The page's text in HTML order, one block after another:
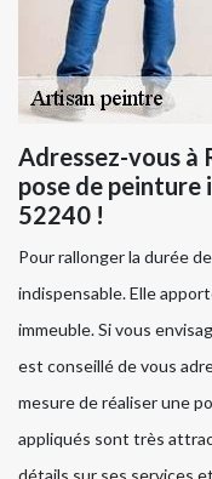
Adressez-vous à
pose de peinture
52240 !
Pour rallonger la durée
indispensable. Elle
immeuble. Si vous
est conseillé de vous
mesure de réaliser une
appliqués sont très